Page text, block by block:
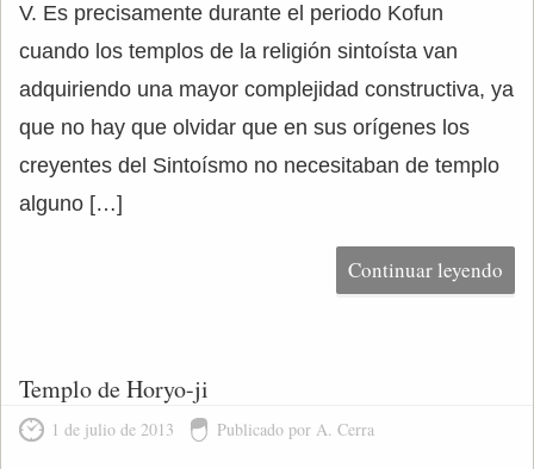
V. Es precisamente durante el periodo Kofun
cuando los templos de la religión sintoísta van
adquiriendo una mayor complejidad constructiva, ya
que no hay que olvidar que en sus orígenes los
creyentes del Sintoísmo no necesitaban de templo
alguno […]
Continuar leyendo
Templo de Horyo-ji
1 de julio de 2013 Publicado por A. Cerra